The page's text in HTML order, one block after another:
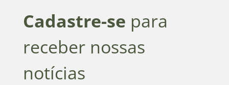
Cadastre-se para
receber nossas
notícias